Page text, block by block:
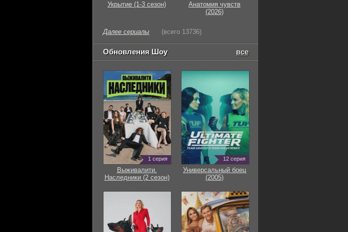
Укрытие (1-3 сезон)
Анатомия чувств
(2026)
Далее сериалы (всего 13736)
Обновления Шоу все
1 серия
Выживалити.
Наследники (2 сезон)
12 серия
Универсальный боец
(2005)